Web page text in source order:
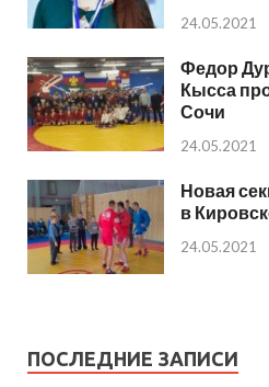
24.05.2021
Федор
Кысса
Сочи
24.05.2021
Новая
в
24.05.2021
ПОСЛЕДНИЕ ЗАПИСИ